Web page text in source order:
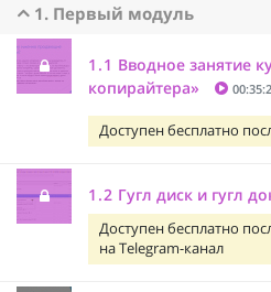
1. Первый модуль
1.1 Вводное занятие
копирайтера»
Доступен бесплатно
1.2 Гугл диск и гугл
Доступен бесплатно
на Telegram-канал